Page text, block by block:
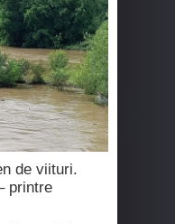
de viituri.
printre